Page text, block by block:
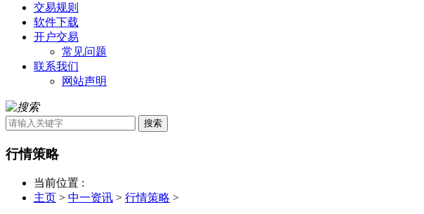
交易规则
软件下载
开户交易
常见问题
联系我们
网站声明
搜索
行情策略
当前位置 :
主页 > 中一资讯 > 行情策略 >